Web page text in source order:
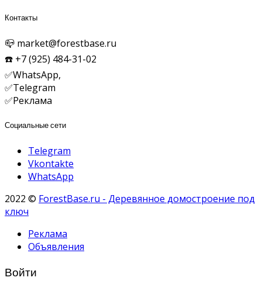
Контакты
📪 market@forestbase.ru
☎️ +7 (925) 484-31-02
✅WhatsApp,
✅Telegram
✅Реклама
Социальные сети
Telegram
Vkontakte
WhatsApp
2022 © ForestBase.ru - Деревянное домостроение под
ключ
Реклама
Объявления
Войти